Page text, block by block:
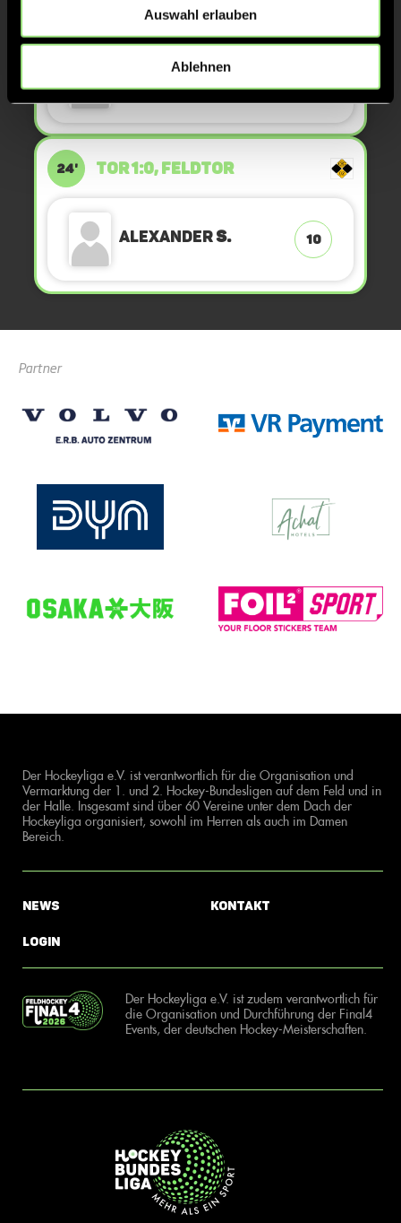
Auswahl erlauben
Ablehnen
TOR 2:0, FELDTOR
24' TOR 1:0, FELDTOR
AlexanderS. 10
Partner
Der Hockeyliga e.V. ist verantwortlich für die Organisation und
Vermarktung der 1. und 2. Hockey-Bundesligen auf dem Feld und in
der Halle. Insgesamt sind über 60 Vereine unter dem Dach der
Hockeyliga organisiert, sowohl im Herren als auch im Damen
Bereich.
News
Login
Kontakt
Der Hockeyliga e.V. ist zudem verantwortlich für
die Organisation und Durchführung der Final4
Events, der deutschen Hockey-Meisterschaften.